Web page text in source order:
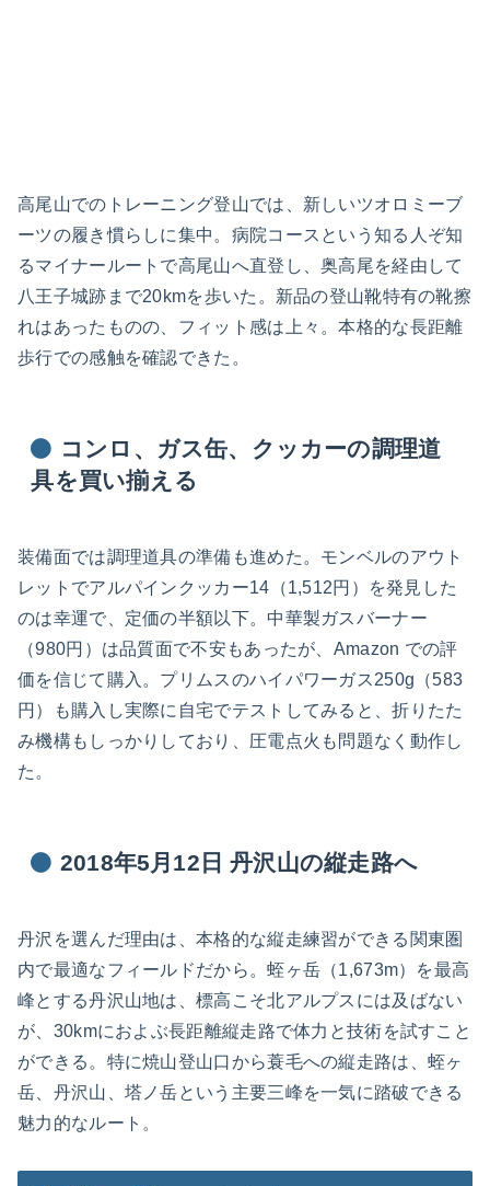
高尾山でのトレーニング登山では、新しいツオロミーブ
ーツの履き慣らしに集中。病院コースという知る人ぞ知
るマイナールートで高尾山へ直登し、奥高尾を経由して
八王子城跡まで20kmを歩いた。新品の登山靴特有の靴擦
れはあったものの、フィット感は上々。本格的な長距離
歩行での感触を確認できた。
コンロ、ガス缶、クッカーの調理道
具を買い揃える
装備面では調理道具の準備も進めた。モンベルのアウト
レットでアルパインクッカー14（1,512円）を発見した
のは幸運で、定価の半額以下。中華製ガスバーナー
（980円）は品質面で不安もあったが、Amazon での評
価を信じて購入。プリムスのハイパワーガス250g（583
円）も購入し実際に自宅でテストしてみると、折りたた
み機構もしっかりしており、圧電点火も問題なく動作し
た。
2018年5月12日 丹沢山の縦走路へ
丹沢を選んだ理由は、本格的な縦走練習ができる関東圏
内で最適なフィールドだから。蛭ヶ岳（1,673m）を最高
峰とする丹沢山地は、標高こそ北アルプスには及ばない
が、30kmにおよぶ長距離縦走路で体力と技術を試すこと
ができる。特に焼山登山口から蓑毛への縦走路は、蛭ヶ
岳、丹沢山、塔ノ岳という主要三峰を一気に踏破できる
魅力的なルート。